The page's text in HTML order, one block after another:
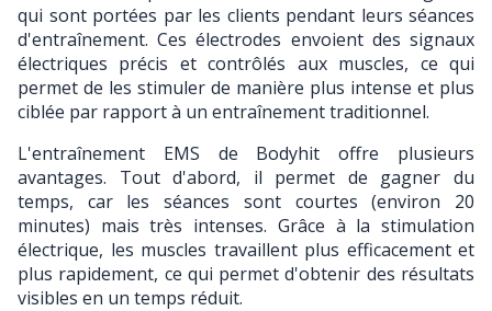
qui sont portées par les clients pendant leurs séances
d'entraînement. Ces électrodes envoient des signaux
électriques précis et contrôlés aux muscles, ce qui
permet de les stimuler de manière plus intense et plus
ciblée par rapport à un entraînement traditionnel.
L'entraînement EMS de Bodyhit offre plusieurs
avantages. Tout d'abord, il permet de gagner du
temps, car les séances sont courtes (environ 20
minutes) mais très intenses. Grâce à la stimulation
électrique, les muscles travaillent plus efficacement et
plus rapidement, ce qui permet d'obtenir des résultats
visibles en un temps réduit.